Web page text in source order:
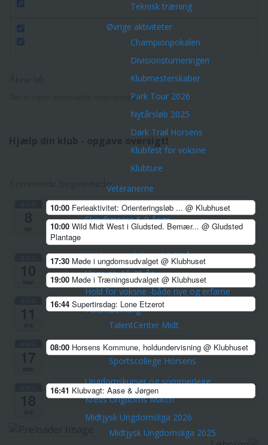
Teknisk træning
Øvrige aktiviteter
Championpokalen
Divisionsturneringen
Klubmesterskaber
Park Tour 2026
Nytårsløb 2025
Dark Trail Horsens
Klubfest for voksne
Klubture
Veteranerne
Børn & Unge
Skovfræsere 5-8 årige
Konkurrenceløbere 12-14 år
Unge ca. 15-21 år
Hold for voksne -både nye og erfarne
Talentudviking
TalentCenter Midt
Talentidrætsklasser
Sportscollege Horsens
Ungdomskurser og sommerlejre
Kreds Ungdoms Match
Midtjysk Ungdomsliga 2026
Midtjysk Ungdomsliga 2025
Der er ingen kommende begivenheder.
Kommende begivenheder
10:00 Ferieaktivitet: Orienteringsløb ... @ Klubhuset
10:00 Wild Midt West i Gludsted. Bemær... @ Gludsted
Plantage
17:30 Møde i ungdomsudvalget @ Klubhuset
19:00 Møde i Træningsudvalget @ Klubhuset
16:44 Supertirsdag: Lone Etzerot
08:00 Horsens Kommune, holdundervisning @ Klubhuset
16:41 Klubvagt: Aase & Jørgen